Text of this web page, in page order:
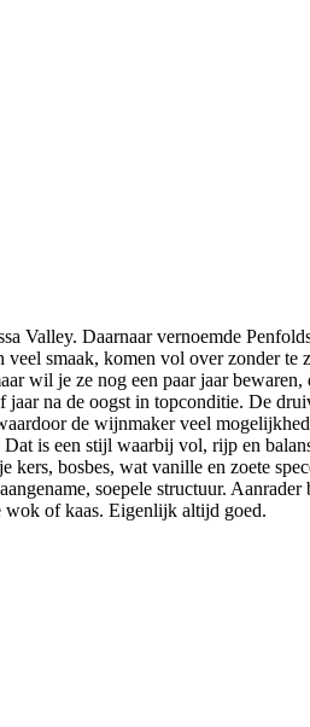
Valley. Daarnaar vernoemde
veel smaak, komen vol over zonder te
wil je ze nog een paar jaar bewaren,
na de oogst in topconditie. De
de wijnmaker veel
is een stijl waarbij vol, rijp en
kers, bosbes, wat vanille en zoete
soepele structuur. Aanrader
wok of kaas. Eigenlijk altijd goed.